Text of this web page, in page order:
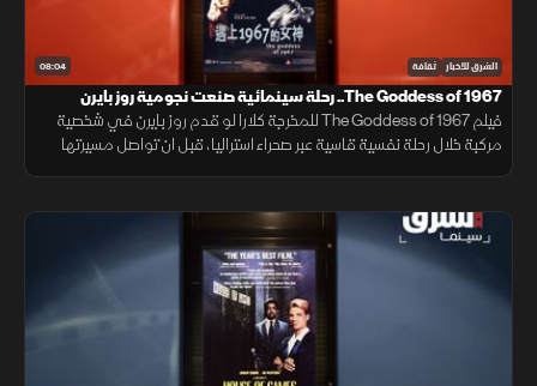
08:04 الشرق للأخبار ثقافة
The Goddess of 1967.. رحلة سينمائية صنعت نجومية روز بايرن
فيلم The Goddess of 1967 للمخرجة كلارا لو قدم روز بايرن في شخصية
مركبة خلال رحلة نفسية قاسية عبر صحراء استراليا، قبل ان تواصل مسيرتها